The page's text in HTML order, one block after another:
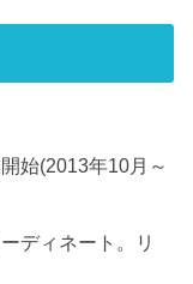
始(2013年10月～
ディネート。リ